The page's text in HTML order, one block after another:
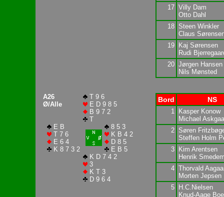
17 Villy Dam
Otto Dahl
18
Steen Winkler
Claus
19
Kaj Sørensen
Rudi
20 Jørgen Hansen
Nils Mønsted
A26
Ø/Alle
T 9 6
E D 9 8 5
B 9 7 2
T
E B
T 7 6
E 6 4
K 8 7 3 2
8 5 3
K B 4 2
D 8 5
E B 5
K D 7 4 2
3
K T 3
D 9 6 4
Bord NS
1
Kasper Konow
Michael
2
Søren
Steffen Holm
3
Kim Arentsen
Henrik
4 Thorvald
Morten Jepsen
5
H.C.Nielsen
Knud-Aage